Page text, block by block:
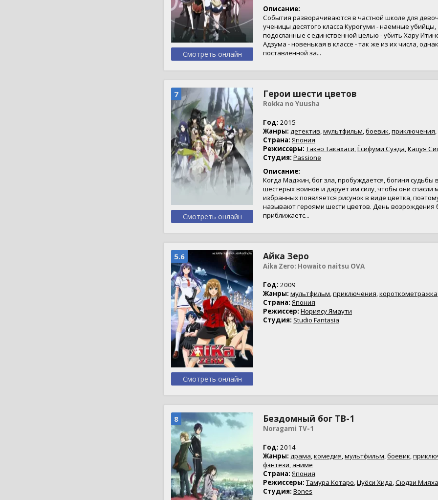
Смотреть онлайн
Описание:
События разворачиваются в частной школе для
ученицы десятого класса Курогуми - наемные убийцы,
подосланные с единственной целью - убить Хару
Адзума - новенькая в классе - так же из их числа,
поставленной за...
7
Смотреть онлайн
Герои шести цветов
Rokka no Yuusha
Год: 2015
Жанры: детектив,мультфильм,боевик,приключения,
Страна: Япония
Режиссеры: Такэо Такахаси,Ёсифуми Суэда,Кацуя
Студия: Passione
Описание:
Когда Маджин, бог зла, пробуждается, богиня судьбы
шестерых воинов и дарует им силу, чтобы они спасли
избранных появляется рисунок в виде цветка,
называют героями шести цветов. День возрождения
приближаетс...
5.6
Смотреть онлайн
Айка Зеро
Aika Zero: Howaito naitsu OVA
Год: 2009
Жанры: мультфильм,приключения,короткометражка
Страна: Япония
Режиссер: Нориясу Ямаути
Студия: Studio Fantasia
8 Бездомный бог ТВ-1
Noragami TV-1
Год: 2014
Жанры: драма,комедия,мультфильм,боевик,
фэнтези, аниме
Страна: Япония
Режиссеры: Тамура Котаро,Цуёси Хида,Сюдзи
Студия: Bones